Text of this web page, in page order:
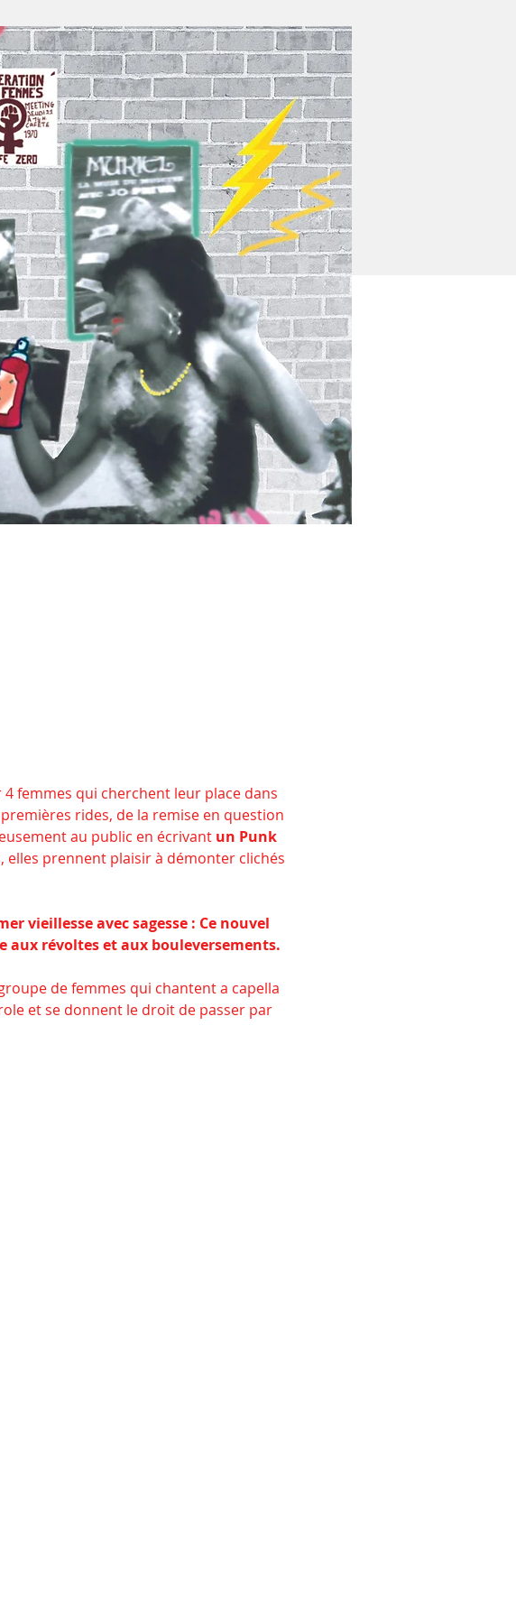
femmes qui cherchent leur place dans
rides, de la remise en question
au public en écrivant un Punk
elles prennent plaisir à démonter clichés
vieillesse avec sagesse : Ce nouvel
aux révoltes et aux bouleversements.
de femmes qui chantent a capella
et se donnent le droit de passer par